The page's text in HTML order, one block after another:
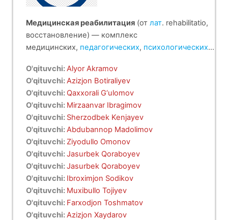
Медицинская реабилитация (от лат. rehabilitatio,
восстановление) — комплекс
медицинских, педагогических, психологическихи
максимально возможное восстановление или
компенсацию нарушенных или полностью
утраченных, в результатеболезни
нормальных психических
ифизиологическихфункций (потребностей)
человеческого организма, еготрудоспособности
Примеры потребностей: быть
двигательная активность, свобода передвижения,
самостоятельность действий, общение с людьми,
получение необходимой
информации,самореализация
иные виды деятельности.
во время отсутствия острой
фазыпатологического процесса
Медицинская реабилитация тесно связана с
другими видами реабилитации —
психологической, трудовой,социальной
экономической.
O'qituvchi:Alyor Akramov
O'qituvchi:Azizjon Botiraliyev
O'qituvchi: Qaxxorali G‘ulomov
O'qituvchi: Mirzaanvar Ibragimov
O'qituvchi: Sherzodbek Kenjayev
O'qituvchi:Abdubannop Madolimov
O'qituvchi: Ziyodullo Omonov
O'qituvchi:Jasurbek Qoraboyev
O'qituvchi:Jasurbek Qoraboyev
O'qituvchi: Ibroximjon Sodikov
O'qituvchi: Muxibullo Tojiyev
O'qituvchi: Farxodjon Toshmatov
O'qituvchi:Azizjon Xaydarov